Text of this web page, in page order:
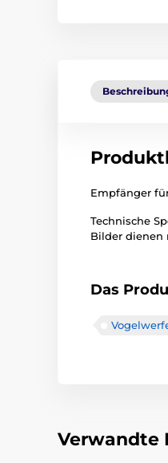
Empfänger
Technische
Bilder dienen
Das
Verwandte